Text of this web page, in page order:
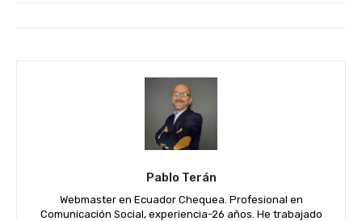
Pablo Terán
Webmaster en Ecuador Chequea. Profesional en
Comunicación Social, experiencia-26 años. He trabajado